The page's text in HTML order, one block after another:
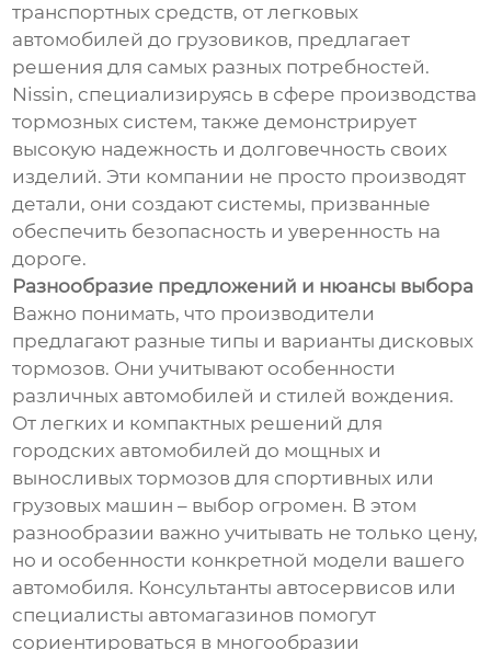
транспортных средств, от легковых
автомобилей до грузовиков, предлагает
решения для самых разных потребностей.
Nissin, специализируясь в сфере производства
тормозных систем, также демонстрирует
высокую надежность и долговечность своих
изделий. Эти компании не просто производят
детали, они создают системы, призванные
обеспечить безопасность и уверенность на
дороге.
Разнообразие предложений и нюансы выбора
Важно понимать, что производители
предлагают разные типы и варианты дисковых
тормозов. Они учитывают особенности
различных автомобилей и стилей вождения.
От легких и компактных решений для
городских автомобилей до мощных и
выносливых тормозов для спортивных или
грузовых машин – выбор огромен. В этом
разнообразии важно учитывать не только цену,
но и особенности конкретной модели вашего
автомобиля. Консультанты автосервисов или
специалисты автомагазинов помогут
сориентироваться в многообразии